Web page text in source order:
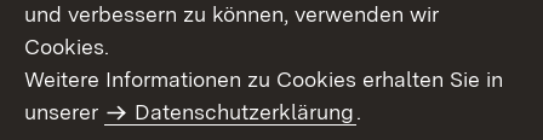
und verbessern zu können, verwenden wir
Cookies.
Weitere Informationen zu Cookies erhalten Sie in
unserer
Datenschutzerklärung.